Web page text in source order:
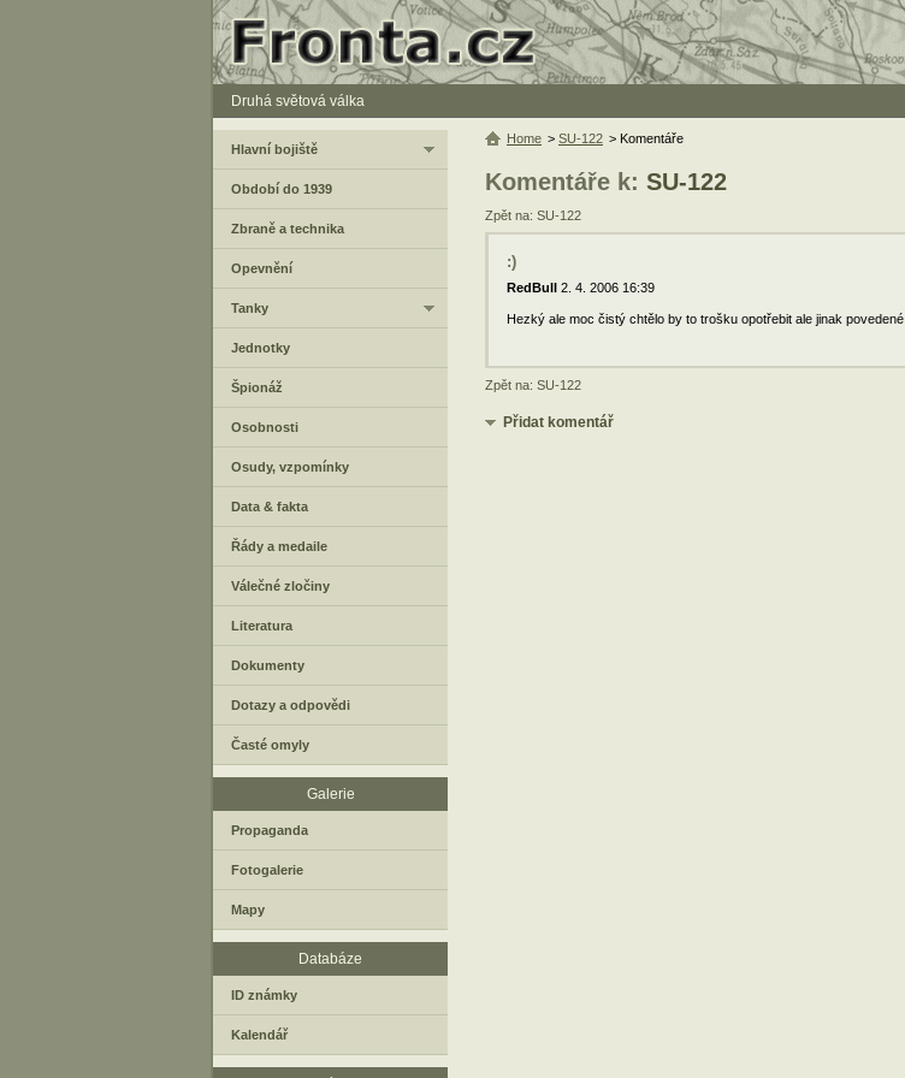
Druhá světová válka
Komentáře k: SU-122
Zpět na: SU-122
:)
RedBull 2. 4. 2006 16:39
Hezký ale moc čistý chtělo by to trošku opotřebit ale jinak povedené
Zpět na: SU-122
Přidat komentář
Home > SU-122 > Komentáře
Hlavní bojiště
Období do 1939
Zbraně a technika
Opevnění
Tanky
Jednotky
Špionáž
Osobnosti
Osudy, vzpomínky
Data & fakta
Řády a medaile
Válečné zločiny
Literatura
Dokumenty
Dotazy a odpovědi
Časté omyly
Galerie
Propaganda
Fotogalerie
Mapy
Databáze
ID známky
Kalendář